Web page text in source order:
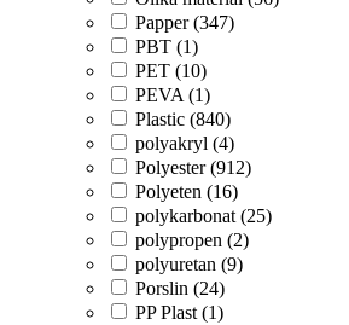
Papper (347)
PBT (1)
PET (10)
PEVA (1)
Plastic (840)
polyakryl (4)
Polyester (912)
Polyeten (16)
polykarbonat (25)
polypropen (2)
polyuretan (9)
Porslin (24)
PP Plast (1)